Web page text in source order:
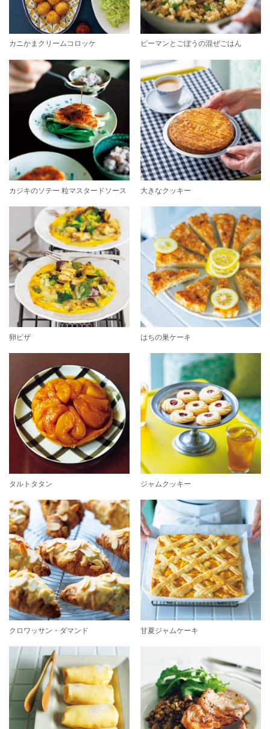
カニかまクリームコロッケ ピーマンとごぼうの混ぜごはん
カジキのソテー 粒マスタードソース 大きなクッキー
卵ピザ はちの巣ケーキ
タルトタタン ジャムクッキー
クロワッサン・ダマンド 甘夏ジャムケーキ